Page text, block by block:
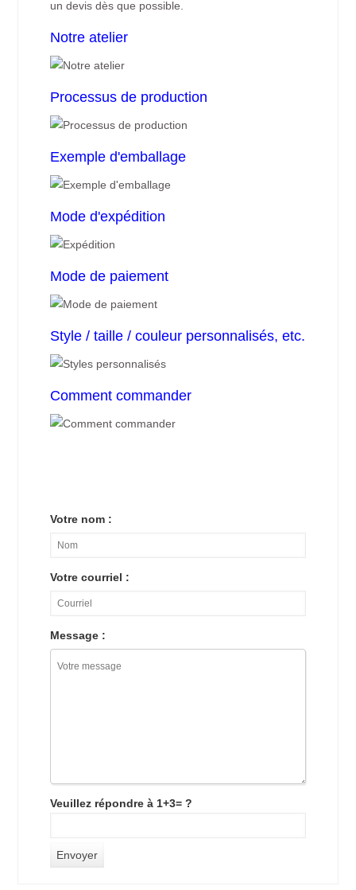
un devis dès que possible.
Notre atelier
Processus de production
Exemple d'emballage
Mode d'expédition
Mode de paiement
Style / taille / couleur personnalisés, etc.
Comment commander
Votre nom :
Votre courriel :
Message :
Veuillez répondre à 1+3= ?